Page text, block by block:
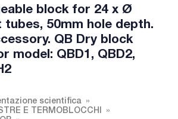
block for 24 x Ø
50mm hole depth.
QB Dry block
model: QBD1, QBD2,
scientifica
E TERMOBLOCCHI